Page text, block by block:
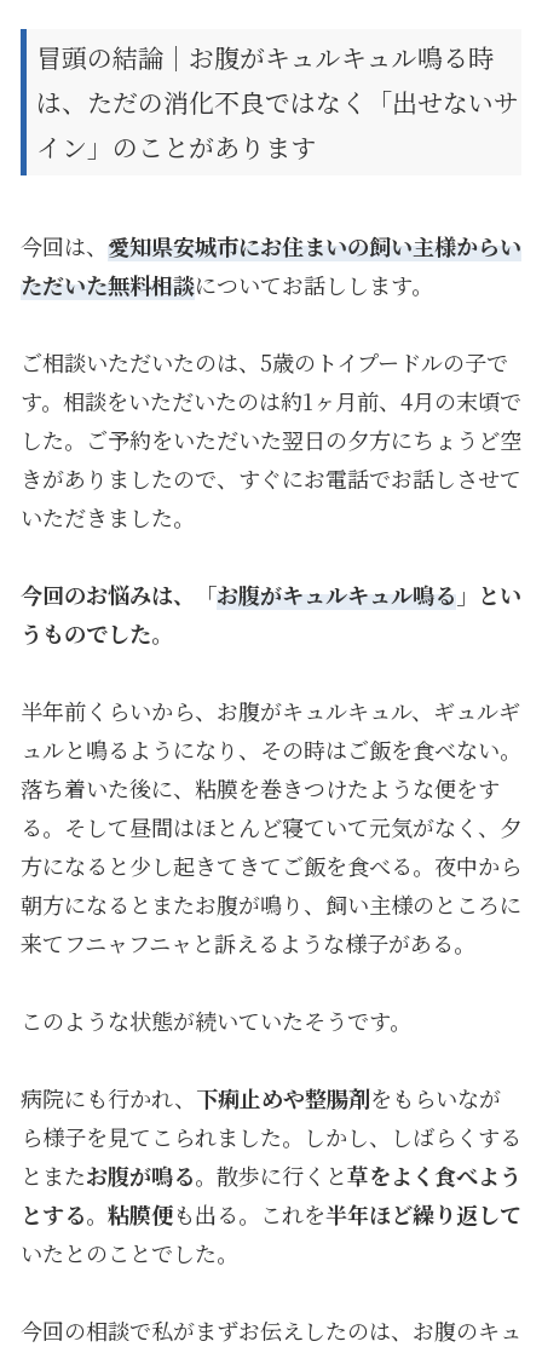
冒頭の結論｜お腹がキュルキュル鳴る時
は、ただの消化不良ではなく「出せないサ
イン」のことがあります
今回は、 愛知県安城市にお住まいの飼い主様からい
ただいた無料相談についてお話しします。
ご相談いただいたのは、5歳のトイプードルの子で
す。相談をいただいたのは約1ヶ月前、4月の末頃で
した。ご予約をいただいた翌日の夕方にちょうど空
きがありましたので、すぐにお電話でお話しさせて
いただきました。
今回のお悩みは、「お腹がキュルキュル鳴る」とい
うものでした。
半年前くらいから、お腹がキュルキュル、ギュルギ
ュルと鳴るようになり、その時はご飯を食べない。
落ち着いた後に、粘膜を巻きつけたような便をす
る。そして昼間はほとんど寝ていて元気がなく、夕
方になると少し起きてきてご飯を食べる。夜中から
朝方になるとまたお腹が鳴り、飼い主様のところに
来てフニャフニャと訴えるような様子がある。
このような状態が続いていたそうです。
病院にも行かれ、 下痢止めや整腸剤をもらいなが
ら様子を見てこられました。しかし、しばらくする
とまたお腹が鳴る。散歩に行くと草をよく食べよう
とする。 粘膜便も出る。これを半年ほど繰り返して
いたとのことでした。
今回の相談で私がまずお伝えしたのは、お腹のキュ